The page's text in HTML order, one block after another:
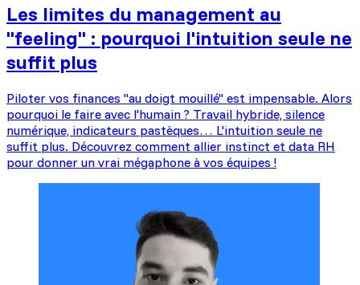
Les limites du management au
"feeling" : pourquoi l'intuition seule ne
suffit plus
Piloter vos finances "au doigt mouillé" est impensable. Alors
pourquoi le faire avec l'humain ? Travail hybride, silence
numérique, indicateurs pastèques… L'intuition seule ne
suffit plus. Découvrez comment allier instinct et data RH
pour donner un vrai mégaphone à vos équipes !